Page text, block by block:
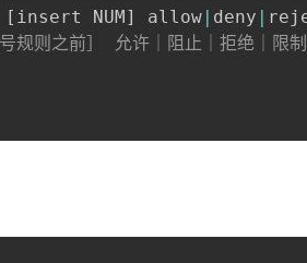
[ insert NUM] allow | deny |
规则之前］ 允许｜阻止｜拒绝